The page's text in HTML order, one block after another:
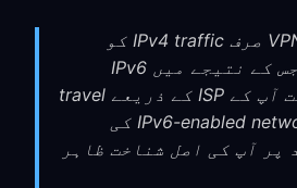
بہت سے VPN providers صرف IPv4 traffic کو
tunnel کرتے ہیں، جس کے نتیجے میں IPv6
requests براہِ راست آپ کے ISP کے ذریعے travel
کرتی ہیں اور IPv6-enabled networks کی
پر آپ کی اصل شناخت ظاہر